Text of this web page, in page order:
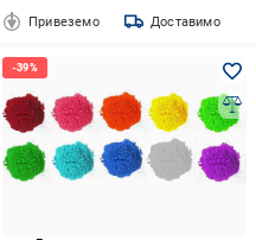
Привеземо Доставимо